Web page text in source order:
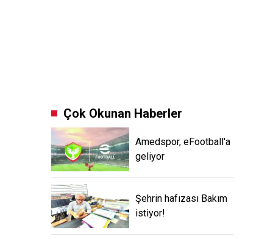
Çok Okunan Haberler
Amedspor, eFootball'a
geliyor
Şehrin hafızası Bakım
istiyor!